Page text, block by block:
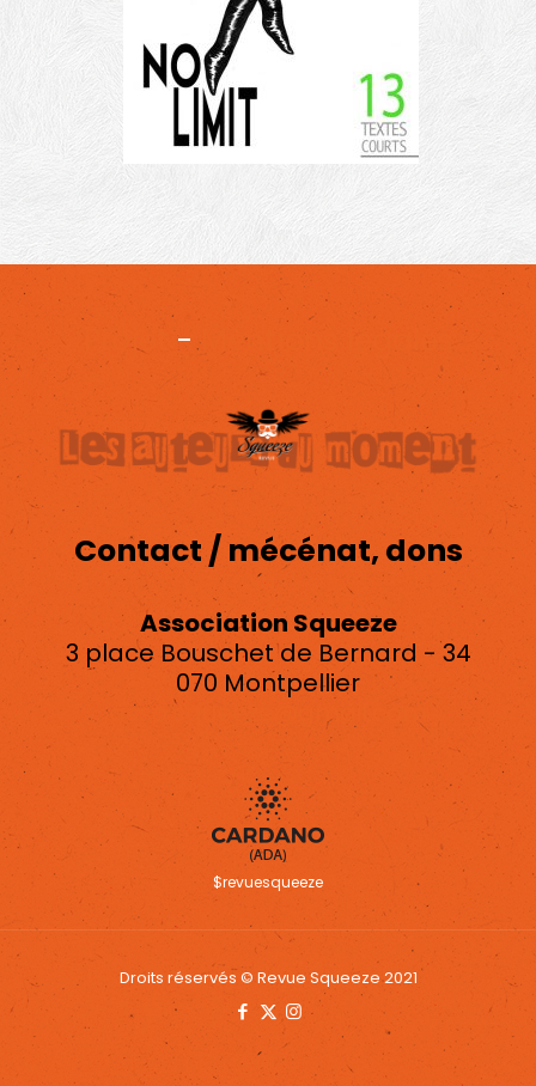
Projet -Mentions légales
Contact / mécénat, dons
Association Squeeze
3 place Bouschet de Bernard - 34
070 Montpellier
asso.squeeze@gmail.com
$revuesqueeze
Droits réservés © Revue Squeeze 2021